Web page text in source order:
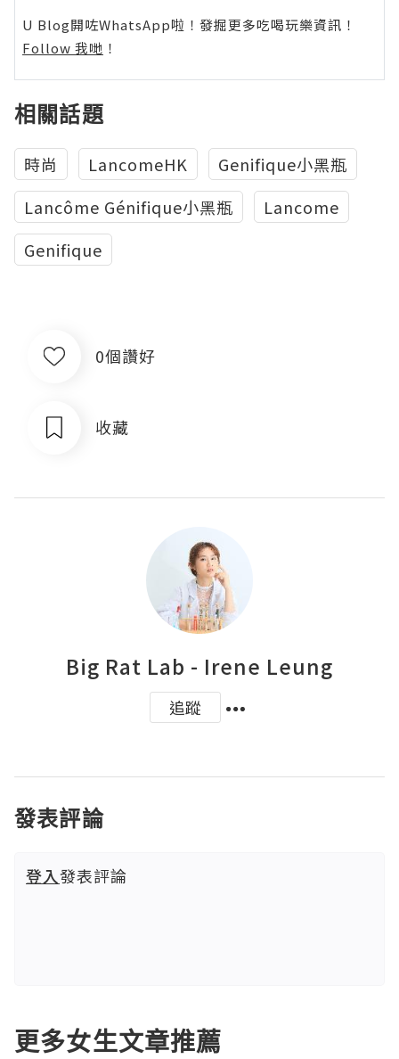
U Blog開咗WhatsApp啦！發掘更多吃喝玩樂資訊！
Follow 我哋 ！
相關話題
時尚 LancomeHK
Genifique小黑瓶
Lancôme Génifique小黑瓶
Lancome
Genifique
0個讚好
收藏
Big Rat Lab - Irene Leung
追蹤
發表評論
登入發表評論
更多女生文章推薦